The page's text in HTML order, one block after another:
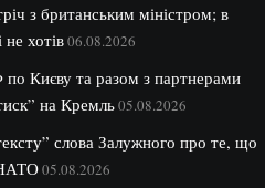
з британським міністром; в
хотів06.08.2026
Києву та разом з партнерами
на Кремль05.08.2026
слова Залужного про те, що
НАТО05.08.2026